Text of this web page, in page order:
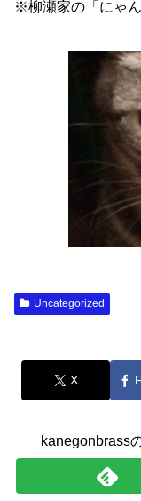
※柳瀬家の「にゃ
Uncategorized
X
kanegonbrass